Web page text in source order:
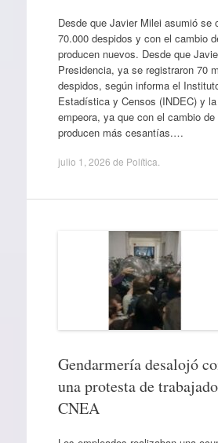
Desde que Javier Milei asumió se
70.000 despidos y con el cambio
producen nuevos. Desde que
Presidencia, ya se registraron 70
despidos, según informa el
Estadística y Censos (INDEC) y
empeora, ya que con el cambio
producen más cesantías.…
julio 1, 2026 de Política
Gendarmería desalojó
una protesta de
CNEA